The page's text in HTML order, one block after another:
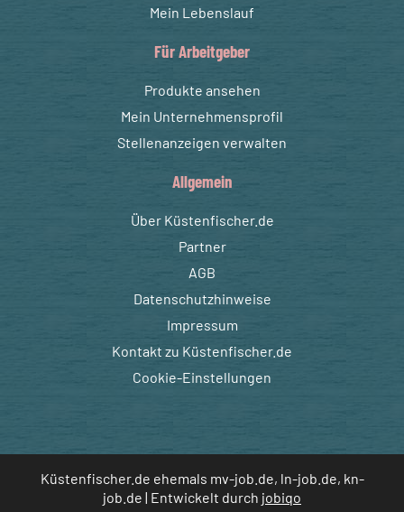
Mein Lebenslauf
Für Arbeitgeber
Produkte ansehen
Mein Unternehmensprofil
Stellenanzeigen verwalten
Allgemein
Über Küstenfischer.de
Partner
AGB
Datenschutzhinweise
Impressum
Kontakt zu Küstenfischer.de
Cookie-Einstellungen
Küstenfischer.de ehemals mv-job.de, ln-job.de, kn-
job.de | Entwickelt durch jobiqo